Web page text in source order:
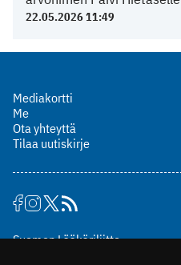
22.05.2026 11:49
Mediakortti
Me
Ota yhteyttä
Tilaa uutiskirje
Suomen Lääkäriliitto